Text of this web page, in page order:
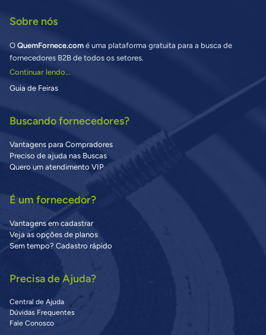
Sobre nós
O QuemFornece.com é uma plataforma gratuita para a busca de
fornecedores B2B de todos os setores.
Continuar lendo...
Guia de Feiras
Buscando fornecedores?
Vantagens para Compradores
Preciso de ajuda nas Buscas
Quero um atendimento VIP
É um fornecedor?
Vantagens em cadastrar
Veja as opções de planos
Sem tempo? Cadastro rápido
Precisa de Ajuda?
Central de Ajuda
Dúvidas Frequentes
Fale Conosco